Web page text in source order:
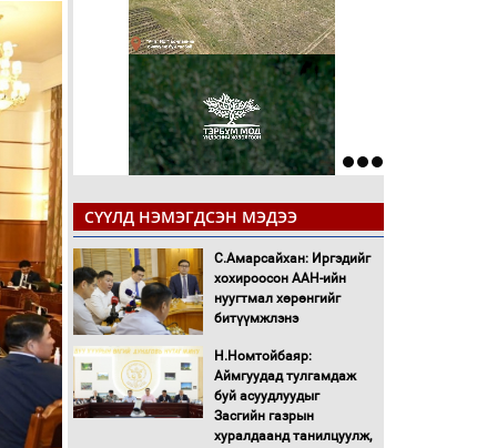
СҮҮЛД НЭМЭГДСЭН МЭДЭЭ
С.Амарсайхан: Иргэдийг
хохироосон ААН-ийн
нуугтмал хөрөнгийг
битүүмжлэнэ
Н.Номтойбаяр:
Аймгуудад тулгамдаж
буй асуудлуудыг
Засгийн газрын
хуралдаанд танилцуулж,